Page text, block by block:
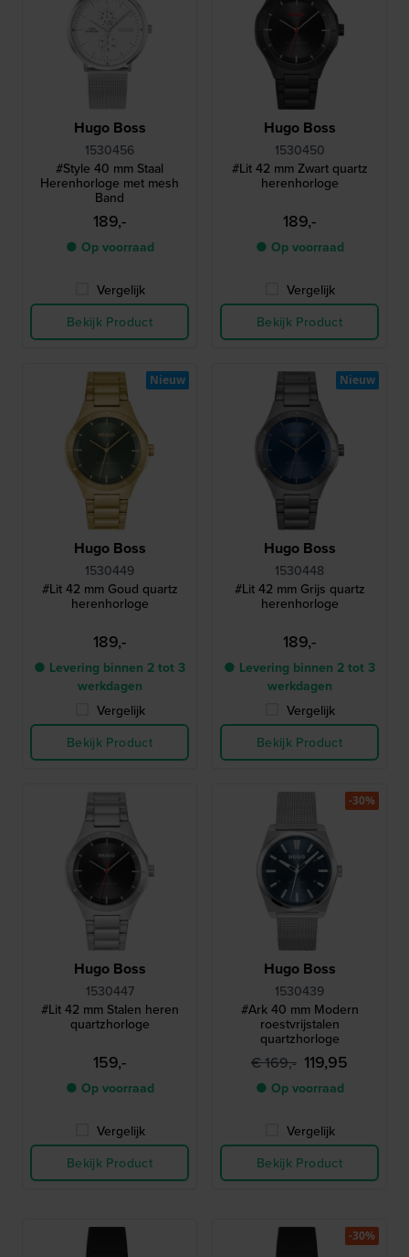
Hugo Boss
1530456
#Style 40 mm Staal
Herenhorloge met mesh
Band
189,-
● Op voorraad
Vergelijk
Bekijk Product
Hugo Boss
1530450
#Lit 42 mm Zwart quartz
herenhorloge
189,-
● Op voorraad
Vergelijk
Bekijk Product
Hugo Boss
1530449
#Lit 42 mm Goud quartz
herenhorloge
189,-
● Levering binnen 2 tot 3
werkdagen
Vergelijk
Bekijk Product
Nieuw
Hugo Boss
1530448
#Lit 42 mm Grijs quartz
herenhorloge
189,-
● Levering binnen 2 tot 3
werkdagen
Vergelijk
Bekijk Product
Nieuw
Hugo Boss
1530447
#Lit 42 mm Stalen heren
quartzhorloge
159,-
● Op voorraad
Vergelijk
Bekijk Product
Hugo Boss
1530439
#Ark 40 mm Modern
roestvrijstalen
quartzhorloge
€ 169,- 119,95
● Op voorraad
Vergelijk
Bekijk Product
-30%
-30%